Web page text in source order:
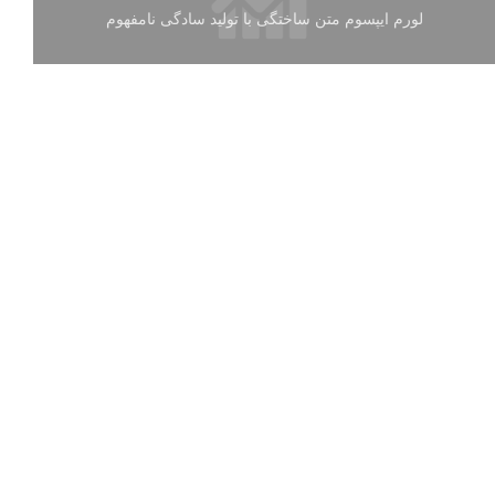
لورم ایپسوم متن ساختگی با تولید سادگی نامفهوم